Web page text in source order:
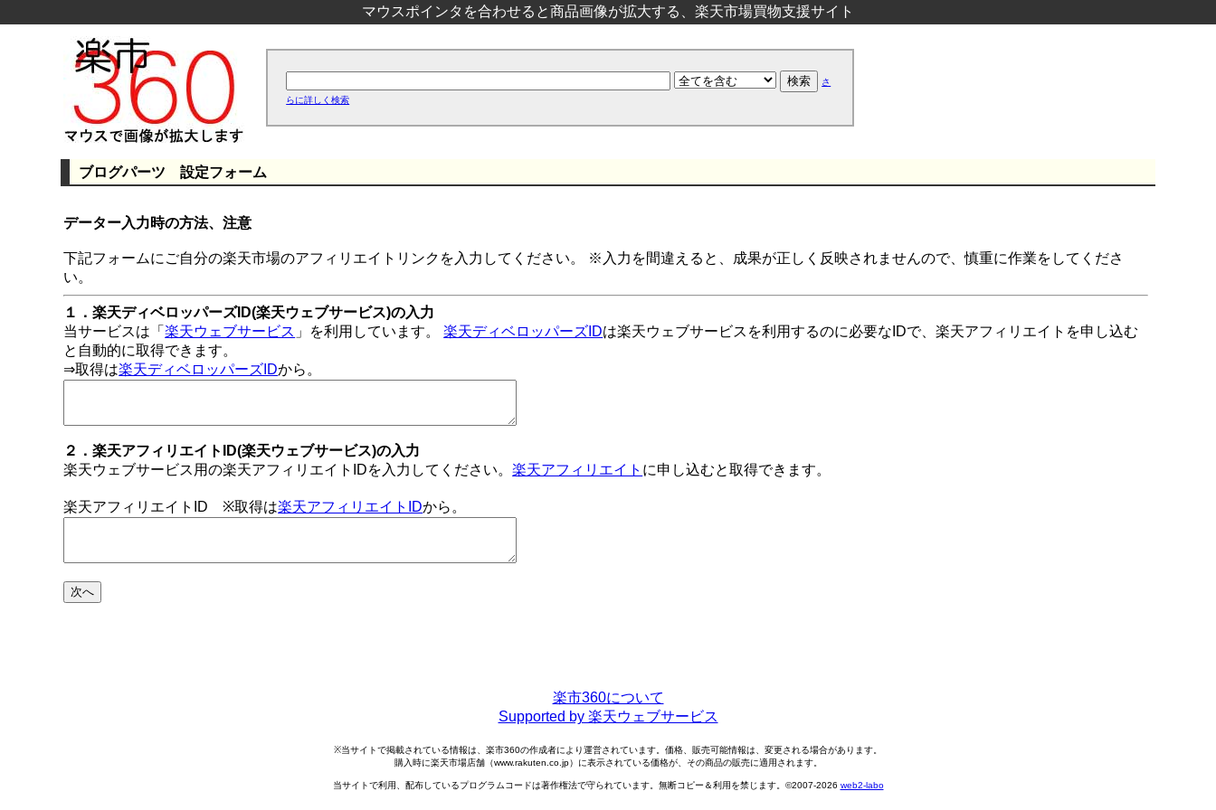
マウスポインタを合わせると商品画像が拡大する、楽天市場買物支援サイト
さ
らに詳しく検索
ブログパーツ 設定フォーム
データー入力時の方法、注意
下記フォームにご自分の楽天市場のアフィリエイトリンクを入力してください。 ※入力を間違えると、成果が正しく反映されませんので、慎重に作業をしてくださ
い。
１．楽天ディベロッパーズID(楽天ウェブサービス)の入力
当サービスは「楽天ウェブサービス 」を利用しています。楽天ディベロッパーズIDは楽天ウェブサービスを利用するのに必要なIDで、楽天アフィリエイトを申し込む
と自動的に取得できます。
⇒取得は楽天ディベロッパーズIDから。
２．楽天アフィリエイトID(楽天ウェブサービス)の入力
楽天ウェブサービス用の楽天アフィリエイトIDを入力してください。楽天アフィリエイト に申し込むと取得できます。
楽天アフィリエイトID ※取得は楽天アフィリエイトIDから。
楽市360について
Supported by 楽天ウェブサービス
※当サイトで掲載されている情報は、楽市360の作成者により運営されています。価格、販売可能情報は、変更される場合があります。
購入時に楽天市場店舗（www.rakuten.co.jp）に表示されている価格が、その商品の販売に適用されます。
当サイトで利用、配布しているプログラムコードは著作権法で守られています。無断コピー＆利用を禁じます。©2007-2026 web2-labo